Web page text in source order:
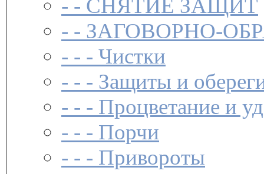
- - СНЯТИЕ ЗАЩИТ
- - ЗАГОВОР­НО-
- - - Чистки­
- - - Защиты и
- - - Процветание и
- - - Порчи
- - - Привороты